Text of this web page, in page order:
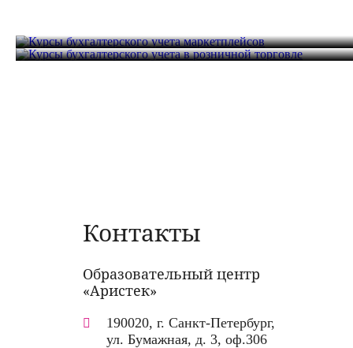
торговле
Контакты
Образовательный центр
«Аристек»
190020, г. Санкт-Петербург,
ул. Бумажная, д. 3, оф.306